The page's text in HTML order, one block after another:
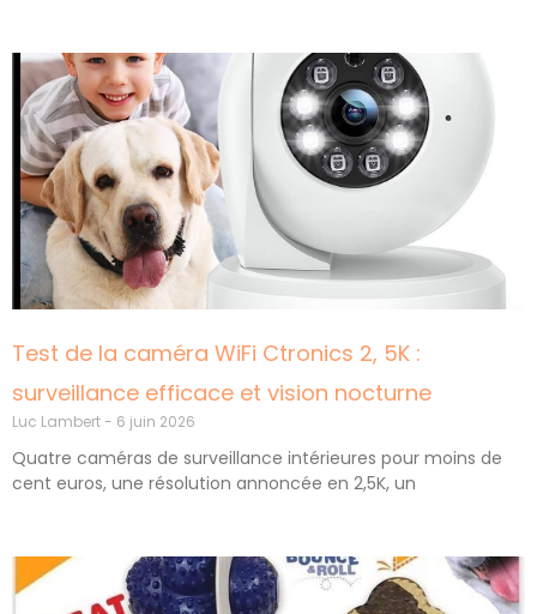
Test de la caméra WiFi Ctronics 2, 5K :
surveillance efficace et vision nocturne
Luc Lambert 6 juin 2026
Quatre caméras de surveillance intérieures pour moins de
cent euros, une résolution annoncée en 2,5K, un